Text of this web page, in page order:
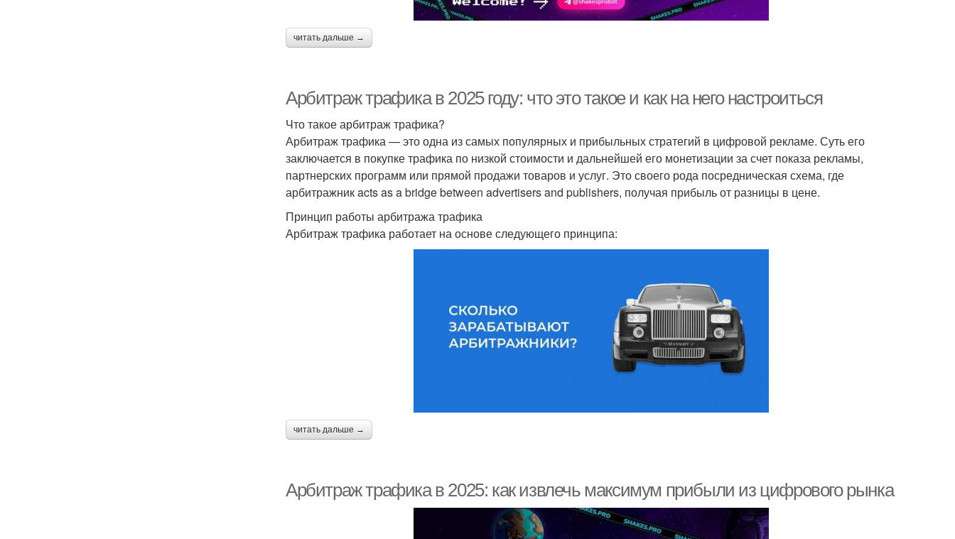
читать дальше →
Арбитраж трафика в 2025 году: что это такое и как на него настроиться
Что такое арбитраж трафика?
Арбитраж трафика — это одна из самых популярных и прибыльных стратегий в цифровой рекламе. Суть его
заключается в покупке трафика по низкой стоимости и дальнейшей его монетизации за счет показа рекламы,
партнерских программ или прямой продажи товаров и услуг. Это своего рода посредническая схема, где
арбитражник acts as a bridge between advertisers and publishers, получая прибыль от разницы в цене.
Принцип работы арбитража трафика
Арбитраж трафика работает на основе следующего принципа:
читать дальше →
Арбитраж трафика в 2025: как извлечь максимум прибыли из цифрового рынка